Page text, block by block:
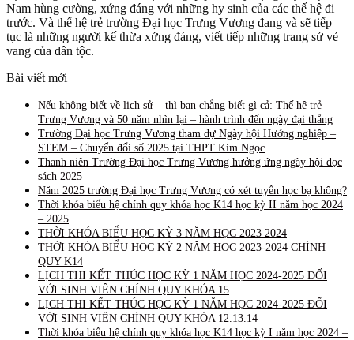
Nam hùng cường, xứng đáng với những hy sinh của các thế hệ đi
trước. Và thế hệ trẻ trường Đại học Trưng Vương đang và sẽ tiếp
tục là những người kế thừa xứng đáng, viết tiếp những trang sử vẻ
vang của dân tộc.
Bài viết mới
Nếu không biết về lịch sử – thì bạn chẳng biết gì cả: Thế hệ trẻ
Trưng Vương và 50 năm nhìn lại – hành trình đến ngày đại thắng
Trường Đại học Trưng Vương tham dự Ngày hội Hướng nghiệp –
STEM – Chuyển đổi số 2025 tại THPT Kim Ngọc
Thanh niên Trường Đại học Trưng Vương hưởng ứng ngày hội đọc
sách 2025
Năm 2025 trường Đại học Trưng Vương có xét tuyển học bạ không?
Thời khóa biểu hệ chính quy khóa học K14 học kỳ II năm học 2024
– 2025
THỜI KHÓA BIỂU HỌC KỲ 3 NĂM HỌC 2023 2024
THỜI KHÓA BIỂU HỌC KỲ 2 NĂM HỌC 2023-2024 CHÍNH
QUY K14
LỊCH THI KẾT THÚC HỌC KỲ 1 NĂM HỌC 2024-2025 ĐỐI
VỚI SINH VIÊN CHÍNH QUY KHÓA 15
LỊCH THI KẾT THÚC HỌC KỲ 1 NĂM HỌC 2024-2025 ĐỐI
VỚI SINH VIÊN CHÍNH QUY KHÓA 12.13.14
Thời khóa biểu hệ chính quy khóa học K14 học kỳ I năm học 2024 –